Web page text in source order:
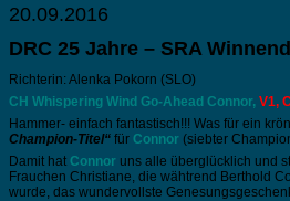
20.09.2016
DRC 25 Jahre – SRA
Richterin: Alenka Pokorn (SLO)
CH Whispering Wind Go-Ahead Connor, V1,
Hammer- einfach fantastisch!!! Was für ein
Champion-Titel“ für Connor (siebter
Damit hat Connor uns alle überglücklich und
Frauchen Christiane, die wähtrend Berthold
wurde, das wundervollste